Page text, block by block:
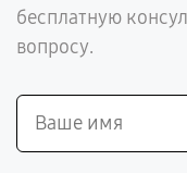
бесплатную
вопросу.